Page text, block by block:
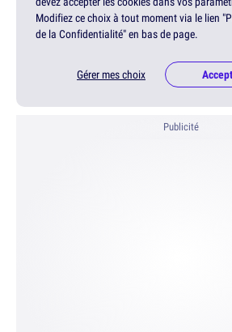
Modifiez ce choix à tout moment via le lien
de la Confidentialité" en bas de page.
Gérer mes choix
Publicité